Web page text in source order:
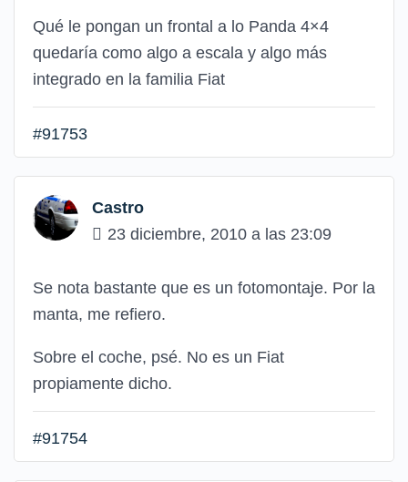
Qué le pongan un frontal a lo Panda 4×4
quedaría como algo a escala y algo más
integrado en la familia Fiat
#91753
Castro
23 diciembre, 2010 a las 23:09
Se nota bastante que es un fotomontaje. Por la
manta, me refiero.
Sobre el coche, psé. No es un Fiat
propiamente dicho.
#91754